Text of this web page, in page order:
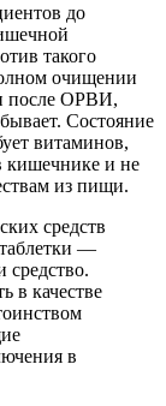
до
такого
очищении
после ОРВИ,
Состояние
витаминов,
кишечнике и не
из пищи.
средств
—
средство.
в качестве
в